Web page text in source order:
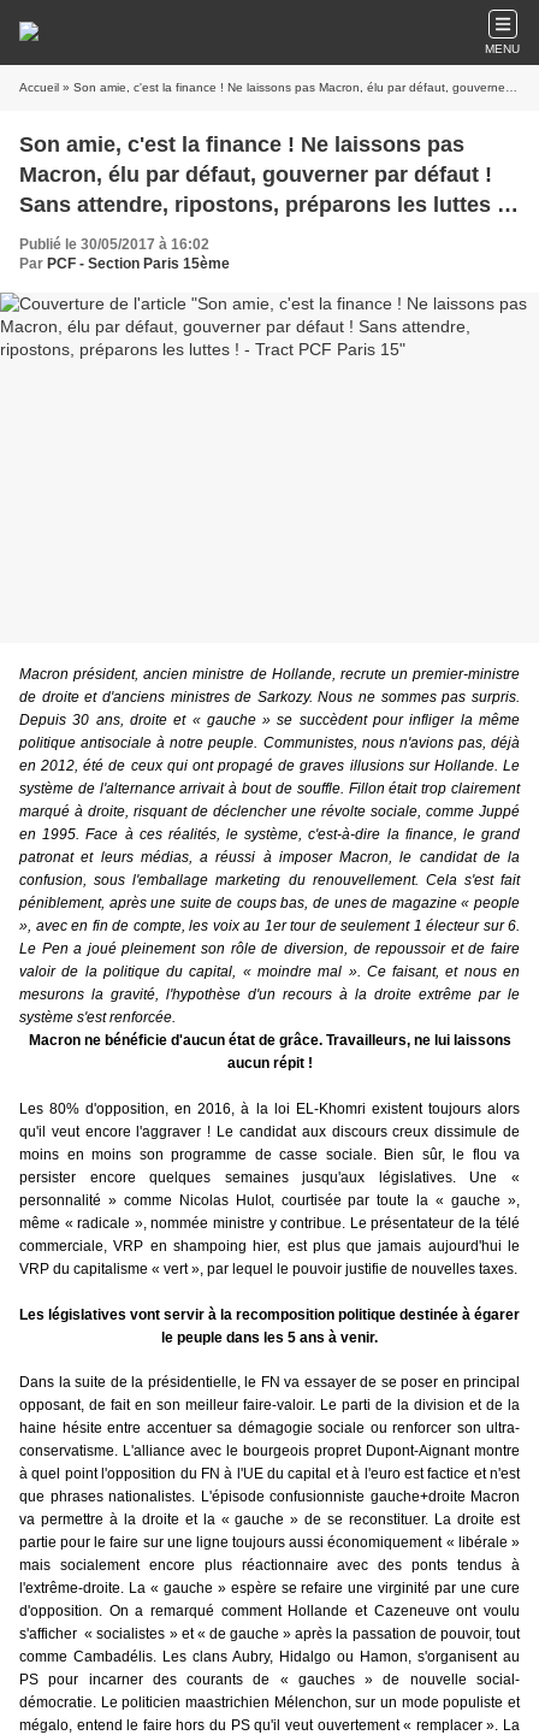
MENU
Accueil » Son amie, c'est la finance ! Ne laissons pas Macron, élu par défaut, gouverner par défaut ! Sans attendre, ripostons, préparons les luttes ! - Tract PCF Paris 15
Son amie, c'est la finance ! Ne laissons pas
Macron, élu par défaut, gouverner par défaut !
Sans attendre, ripostons, préparons les luttes ! -
Tract PCF Paris 15
Publié le 30/05/2017 à 16:02
Par PCF - Section Paris 15ème
Macron président, ancien ministre de Hollande, recrute un premier-ministre
de droite et d'anciens ministres de Sarkozy. Nous ne sommes pas surpris.
Depuis 30 ans, droite et « gauche » se succèdent pour infliger la même
politique antisociale à notre peuple. Communistes, nous n'avions pas, déjà
en 2012, été de ceux qui ont propagé de graves illusions sur Hollande. Le
système de l'alternance arrivait à bout de souffle. Fillon était trop clairement
marqué à droite, risquant de déclencher une révolte sociale, comme Juppé
en 1995. Face à ces réalités, le système, c'est-à-dire la finance, le grand
patronat et leurs médias, a réussi à imposer Macron, le candidat de la
confusion, sous l'emballage marketing du renouvellement. Cela s'est fait
péniblement, après une suite de coups bas, de unes de magazine « people
», avec en fin de compte, les voix au 1er tour de seulement 1 électeur sur 6.
Le Pen a joué pleinement son rôle de diversion, de repoussoir et de faire
valoir de la politique du capital, « moindre mal ». Ce faisant, et nous en
mesurons la gravité, l'hypothèse d'un recours à la droite extrême par le
système s'est renforcée.
Macron ne bénéficie d'aucun état de grâce. Travailleurs, ne lui laissons
aucun répit !
Les 80% d'opposition, en 2016, à la loi EL-Khomri existent toujours alors
qu'il veut encore l'aggraver ! Le candidat aux discours creux dissimule de
moins en moins son programme de casse sociale. Bien sûr, le flou va
persister encore quelques semaines jusqu'aux législatives. Une «
personnalité » comme Nicolas Hulot, courtisée par toute la « gauche »,
même « radicale », nommée ministre y contribue. Le présentateur de la télé
commerciale, VRP en shampoing hier, est plus que jamais aujourd'hui le
VRP du capitalisme « vert », par lequel le pouvoir justifie de nouvelles taxes.
Les législatives vont servir à la recomposition politique destinée à égarer
le peuple dans les 5 ans à venir.
Dans la suite de la présidentielle, le FN va essayer de se poser en principal
opposant, de fait en son meilleur faire-valoir. Le parti de la division et de la
haine hésite entre accentuer sa démagogie sociale ou renforcer son ultra-
conservatisme. L'alliance avec le bourgeois propret Dupont-Aignant montre
à quel point l'opposition du FN à l'UE du capital et à l'euro est factice et n'est
que phrases nationalistes. L'épisode confusionniste gauche+droite Macron
va permettre à la droite et la « gauche » de se reconstituer. La droite est
partie pour le faire sur une ligne toujours aussi économiquement « libérale »
mais socialement encore plus réactionnaire avec des ponts tendus à
l'extrême-droite. La « gauche » espère se refaire une virginité par une cure
d'opposition. On a remarqué comment Hollande et Cazeneuve ont voulu
s'afficher « socialistes » et « de gauche » après la passation de pouvoir, tout
comme Cambadélis. Les clans Aubry, Hidalgo ou Hamon, s'organisent au
PS pour incarner des courants de « gauches » de nouvelle social-
démocratie. Le politicien maastrichien Mélenchon, sur un mode populiste et
mégalo, entend le faire hors du PS qu'il veut ouvertement « remplacer ». La